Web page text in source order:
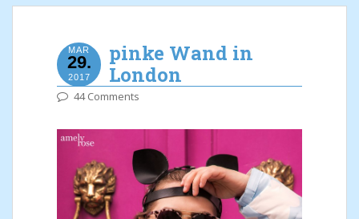
MAR
29.
2017
pinke Wand in
London
44 Comments